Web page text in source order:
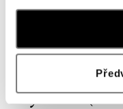
I1, I2 (P1, P2) -
Kazy, ktoré môžu byť
Výbrus